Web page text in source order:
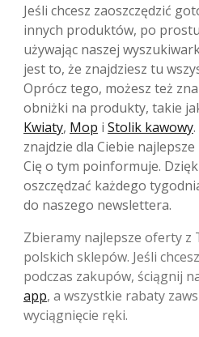
Jeśli chcesz zaoszczędzić
innych produktów, po
używając naszej
jest to, że znajdziesz tu
Oprócz tego, możesz też
obniżki na produkty, takie
Kwiaty, Mop i Stolik kawowy
znajdzie dla Ciebie
Cię o tym poinformuje.
oszczędzać każdego
do naszego newslettera.
Zbieramy najlepsze oferty z
polskich sklepów. Jeśli
podczas zakupów, ściągnij
app, a wszystkie rabaty
wyciągnięcie ręki.